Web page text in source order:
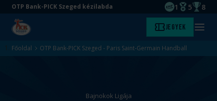
Ugrás
tartalomra
Ugrás
aljára
OTP Bank-PICK Szeged kézilabda
EHF
1
Magyar
5 8
Kezdőlap Jegyek Menü
Főoldal OTP Bank-PICK Szeged - Paris Saint-Germain Handball
Bajnokok Ligája